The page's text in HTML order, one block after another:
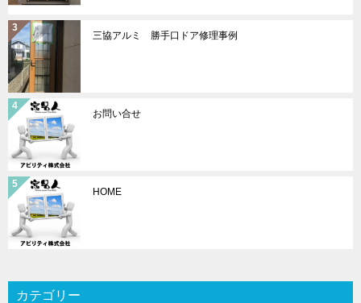
三協アルミ 勝手口ドア修理事例
お問い合せ
HOME
カテゴリー